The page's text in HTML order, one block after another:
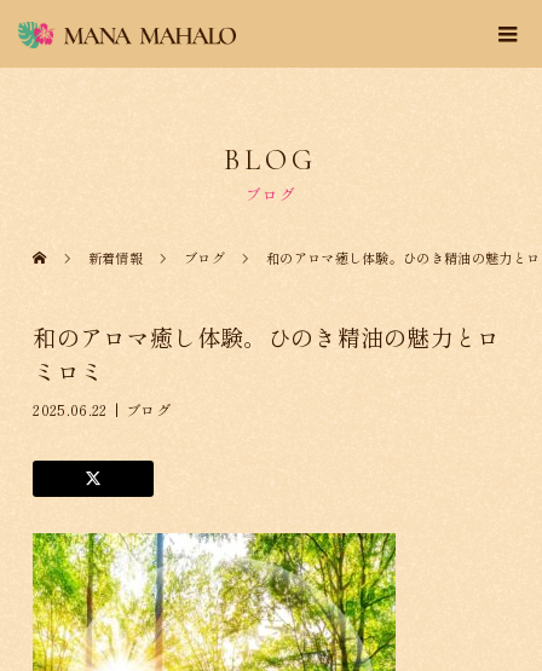
BLOG
ブログ
新着情報 ブログ 和のアロマ癒し体験。ひのき精油の魅力と
和のアロマ癒し体験。ひのき精油の魅力とロ
ミロミ
2025.06.22 ブログ